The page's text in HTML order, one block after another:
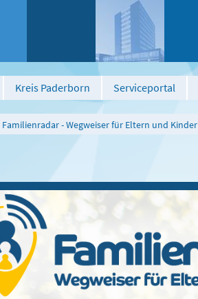
Kreis Paderborn Serviceportal
Familienradar - Wegweiser für Eltern und Kinder